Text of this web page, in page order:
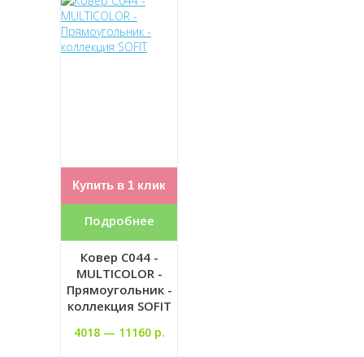
Купить в 1 клик
Подробнее
Ковер C044 -
MULTICOLOR -
Прямоугольник -
коллекция SOFIT
4018 — 11160 р.